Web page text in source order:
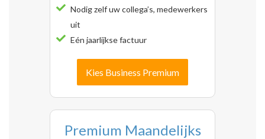
Nodig zelf uw collega’s, medewerkers
uit
Eén jaarlijkse factuur
Kies Business Premium
Premium Maandelijks